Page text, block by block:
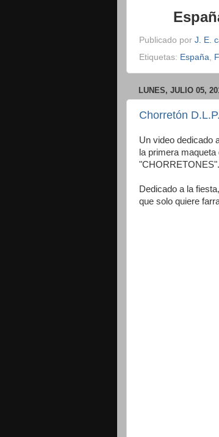
Publicado por J. E.
Etiquetas: España,
LUNES, JULIO 05,
Chorretón
Un video dedicado
la primera
"CHORRETONES".
Dedicado a la
que solo quiere